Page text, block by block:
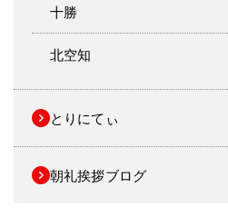
十勝
北空知
とりにてぃ
朝礼挨拶ブログ